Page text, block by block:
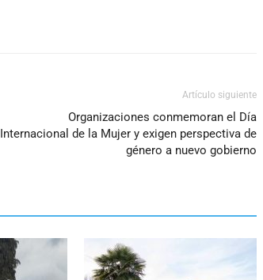
Artículo siguiente
Organizaciones conmemoran el Día
Internacional de la Mujer y exigen perspectiva de
género a nuevo gobierno